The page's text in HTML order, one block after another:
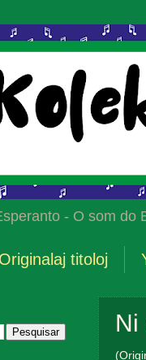
- O som
Originalaj titoloj
Ni